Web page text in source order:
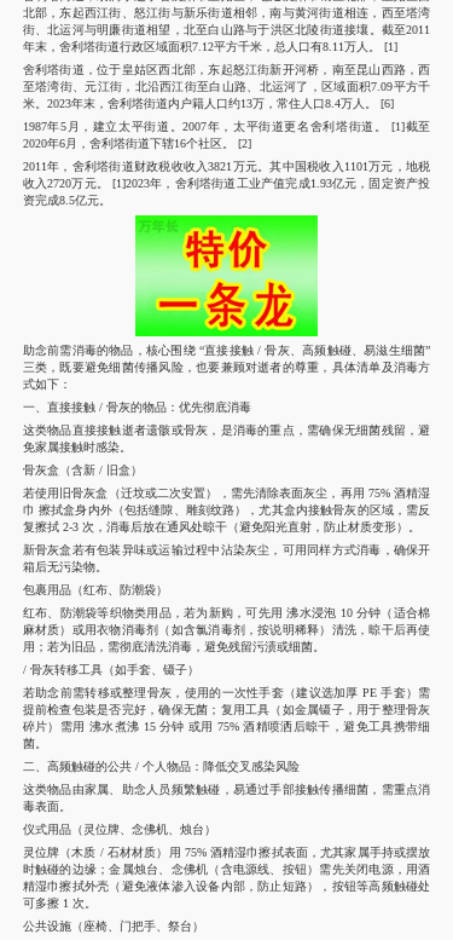
北部，东起西江街、怒江街与新乐街道相邻，南与黄河街道相连，西至塔湾
街、北运河与明廉街道相望，北至白山路与于洪区北陵街道接壤。截至2011
年末，舍利塔街道行政区域面积7.12平方千米，总人口有8.11万人。 [1]
舍利塔街道，位于皇姑区西北部，东起怒江街新开河桥，南至昆山西路，西
至塔湾街、元江街，北沿西江街至白山路、北运河了，区域面积7.09平方千
米。2023年末，舍利塔街道内户籍人口约13万，常住人口8.4万人。 [6]
1987年5月，建立太平街道。2007年，太平街道更名舍利塔街道。 [1]截至
2020年6月，舍利塔街道下辖16个社区。 [2]
2011年，舍利塔街道财政税收收入3821万元。其中国税收入1101万元，地税
收入2720万元。 [1]2023年，舍利塔街道工业产值完成1.93亿元，固定资产投
资完成8.5亿元。
助念前需消毒的物品，核心围绕 “直接接触 / 骨灰、高频触碰、易滋生细菌”
三类，既要避免细菌传播风险，也要兼顾对逝者的尊重，具体清单及消毒方
式如下：
一、直接接触 / 骨灰的物品：优先彻底消毒
这类物品直接接触逝者遗骸或骨灰，是消毒的重点，需确保无细菌残留，避
免家属接触时感染。
骨灰盒（含新 / 旧盒）
若使用旧骨灰盒（迁坟或二次安置），需先清除表面灰尘，再用 75% 酒精湿
巾 擦拭盒身内外（包括缝隙、雕刻纹路），尤其盒内接触骨灰的区域，需反
复擦拭 2-3 次，消毒后放在通风处晾干（避免阳光直射，防止材质变形）。
新骨灰盒若有包装异味或运输过程中沾染灰尘，可用同样方式消毒，确保开
箱后无污染物。
包裹用品（红布、防潮袋）
红布、防潮袋等织物类用品，若为新购，可先用 沸水浸泡 10 分钟（适合棉
麻材质）或用衣物消毒剂（如含氯消毒剂，按说明稀释）清洗，晾干后再使
用；若为旧品，需彻底清洗消毒，避免残留污渍或细菌。
/ 骨灰转移工具（如手套、镊子）
若助念前需转移或整理骨灰，使用的一次性手套（建议选加厚 PE 手套）需
提前检查包装是否完好，确保无菌；复用工具（如金属镊子，用于整理骨灰
碎片）需用 沸水煮沸 15 分钟 或用 75% 酒精喷洒后晾干，避免工具携带细
菌。
二、高频触碰的公共 / 个人物品：降低交叉感染风险
这类物品由家属、助念人员频繁触碰，易通过手部接触传播细菌，需重点消
毒表面。
仪式用品（灵位牌、念佛机、烛台）
灵位牌（木质 / 石材材质）用 75% 酒精湿巾擦拭表面，尤其家属手持或摆放
时触碰的边缘；金属烛台、念佛机（含电源线、按钮）需先关闭电源，用酒
精湿巾擦拭外壳（避免液体渗入设备内部，防止短路），按钮等高频触碰处
可多擦 1 次。
公共设施（座椅、门把手、祭台）